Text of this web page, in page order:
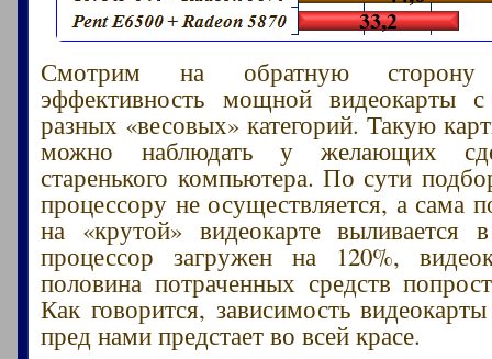
Смотрим на обратную
эффективность мощной видеокарты с
разных «весовых» категорий. Такую
можно наблюдать у желающих
старенького компьютера. По сути
процессору не осуществляется, а сама
на «крутой» видеокарте выливается
процессор загружен на 120%,
половина потраченных средств
Как говорится, зависимость
пред нами предстает во всей красе.